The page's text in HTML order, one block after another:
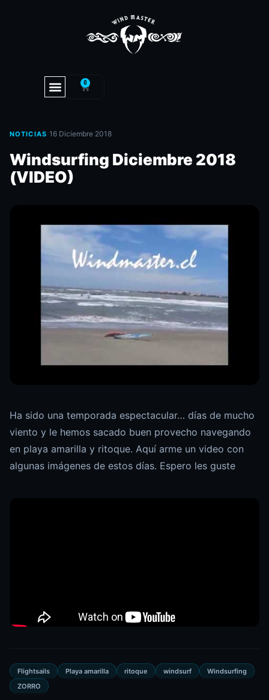
0
NOTICIAS 16 Diciembre 2018
Windsurfing Diciembre 2018
(VIDEO)
Ha sido una temporada espectacular… días de mucho
viento y le hemos sacado buen provecho navegando
en playa amarilla y ritoque. Aquí arme un video con
algunas imágenes de estos días. Espero les guste
Flightsails Playa amarilla ritoque windsurf
Windsurfing
ZORRO